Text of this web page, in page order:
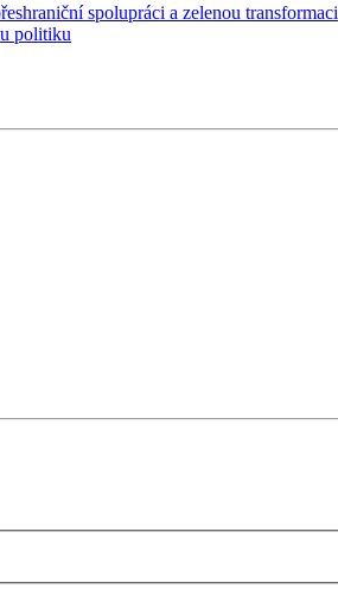
spolupráci a zelenou transformaci
politiku